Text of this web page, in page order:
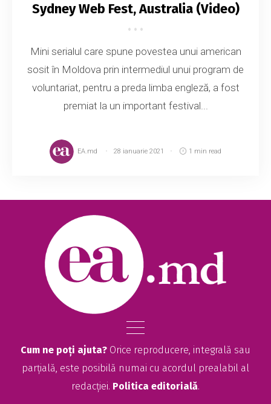
Sydney Web Fest, Australia (Video)
Mini serialul care spune povestea unui american
sosit în Moldova prin intermediul unui program de
voluntariat, pentru a preda limba engleză, a fost
premiat la un important festival...
EA.md 28 ianuarie 2021 1 min read
Cum ne poți ajuta? Orice reproducere, integrală sau
parțială, este posibilă numai cu acordul prealabil al
redacției. Politica editorială.